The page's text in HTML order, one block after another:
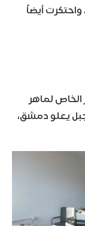
أيضاً
لماهر
يعلو دمشق،